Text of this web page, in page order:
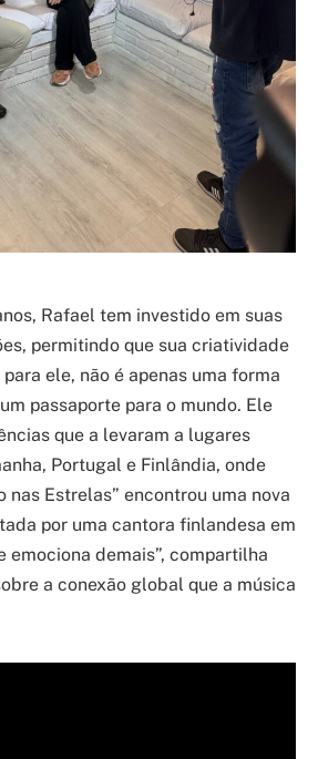
Rafael tem investido em suas
permitindo que sua criatividade
ele, não é apenas uma forma
passaporte para o mundo. Ele
que a levaram a lugares
Portugal e Finlândia, onde
nas Estrelas” encontrou uma nova
por uma cantora finlandesa em
emociona demais”, compartilha
a conexão global que a música